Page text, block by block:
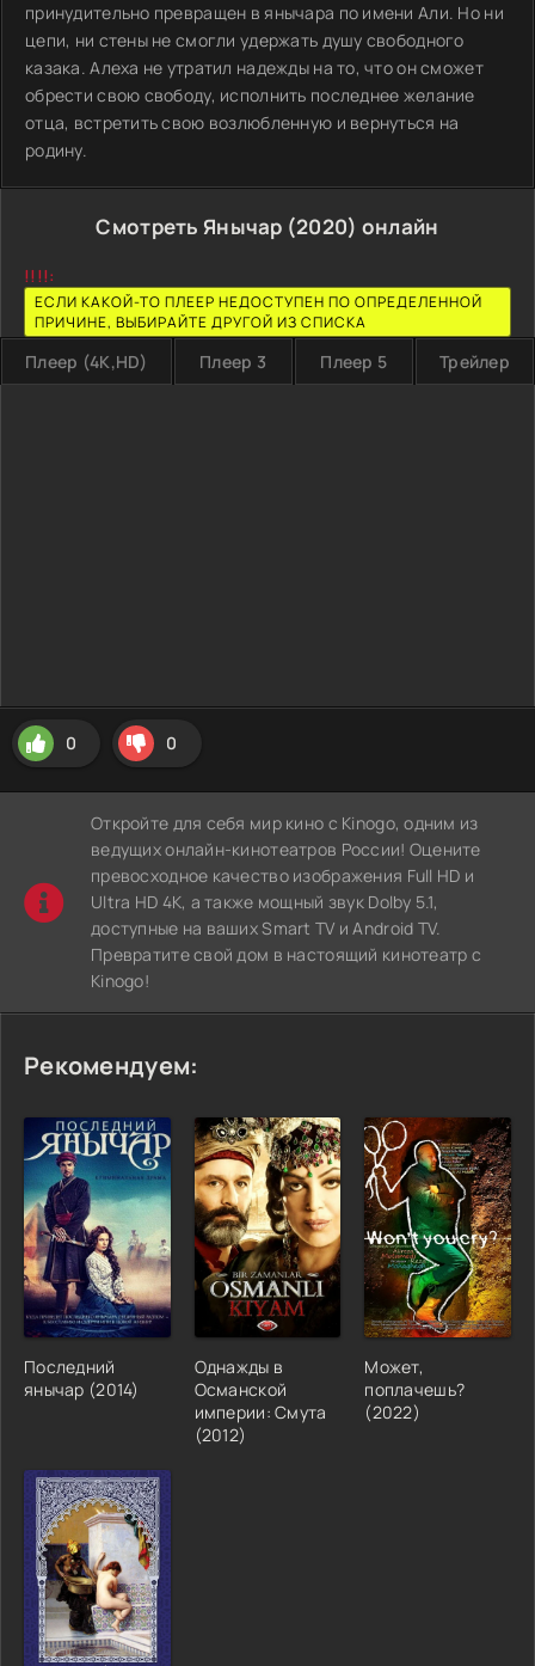
принудительно превращен в янычара по имени Али. Но ни
цепи, ни стены не смогли удержать душу свободного
казака. Алеха не утратил надежды на то, что он сможет
обрести свою свободу, исполнить последнее желание
отца, встретить свою возлюбленную и вернуться на
родину.
Смотреть Янычар (2020) онлайн
!!!!:
ЕСЛИ КАКОЙ-ТО ПЛЕЕР НЕДОСТУПЕН ПО ОПРЕДЕЛЕННОЙ
ПРИЧИНЕ, ВЫБИРАЙТЕ ДРУГОЙ ИЗ СПИСКА
Плеер (4K,HD) Плеер 3 Плеер 5 Трейлер
0 0
Откройте для себя мир кино с Kinogo, одним из
ведущих онлайн-кинотеатров России! Оцените
превосходное качество изображения Full HD и
Ultra HD 4K, а также мощный звук Dolby 5.1,
доступные на ваших Smart TV и Android TV.
Превратите свой дом в настоящий кинотеатр с
Kinogo!
Рекомендуем:
Последний
янычар (2014)
Однажды в
Османской
империи: Смута
(2012)
Может,
поплачешь?
(2022)